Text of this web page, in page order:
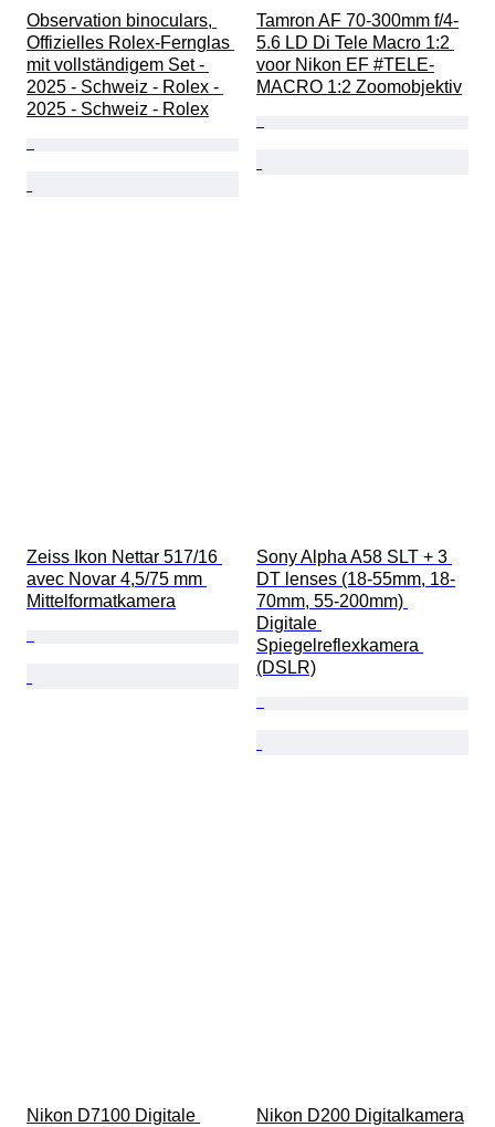
Observation binoculars,
Offizielles Rolex-Fernglas
mit vollständigem Set -
2025 - Schweiz - Rolex -
2025 - Schweiz - Rolex
Tamron AF 70-300mm f/4-
5.6 LD Di Tele Macro 1:2
voor Nikon EF #TELE-
MACRO 1:2 Zoomobjektiv
Zeiss Ikon Nettar 517/16
avec Novar 4,5/75 mm
Mittelformatkamera
Sony Alpha A58 SLT + 3
DT lenses (18-55mm, 18-
70mm, 55-200mm)
Digitale
Spiegelreflexkamera
(DSLR)
Nikon D7100 Digitale
Nikon D200 Digitalkamera